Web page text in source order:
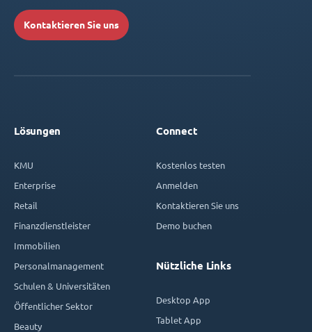
Kontaktieren Sie uns
Lösungen
KMU
Enterprise
Retail
Finanzdienstleister
Immobilien
Personalmanagement
Schulen & Universitäten
Öffentlicher Sektor
Beauty
Connect
Kostenlos testen
Anmelden
Kontaktieren Sie uns
Demo buchen
Nützliche Links
Desktop App
Tablet App